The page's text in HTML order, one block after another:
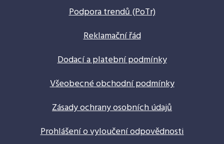
Podpora trendů (PoTr)
Reklamační řád
Dodací a platební podmínky
Všeobecné obchodní podmínky
Zásady ochrany osobních údajů
Prohlášení o vyloučení odpovědnosti